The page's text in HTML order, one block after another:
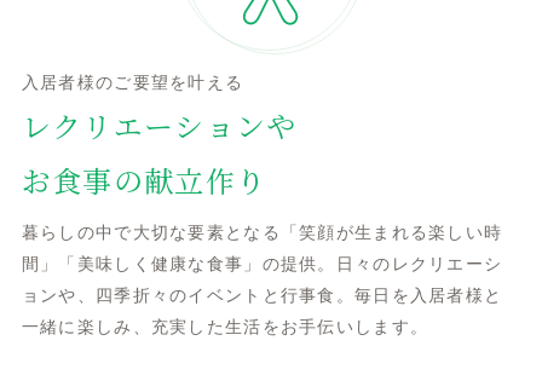
入居者様のご要望を叶える
レクリエーションや
お食事の献立作り
暮らしの中で大切な要素となる「笑顔が生まれる楽しい時
間」「美味しく健康な食事」の提供。日々のレクリエーシ
ョンや、四季折々のイベントと行事食。毎日を入居者様と
一緒に楽しみ、充実した生活をお手伝いします。